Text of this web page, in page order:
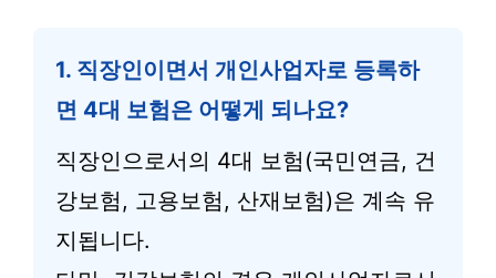
1. 직장인이면서 개인사업자로 등록하
면 4대 보험은 어떻게 되나요?
직장인으로서의 4대 보험(국민연금, 건
강보험, 고용보험, 산재보험)은 계속 유
지됩니다.